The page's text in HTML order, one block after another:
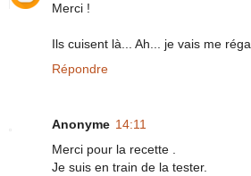
Merci !
Ils cuisent là... Ah... je vais me
Répondre
Anonyme 14:11
Merci pour la recette .
Je suis en train de la tester.